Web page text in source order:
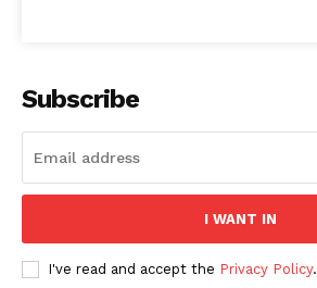
Subscribe
I WANT IN
I've read and accept the Privacy Policy.